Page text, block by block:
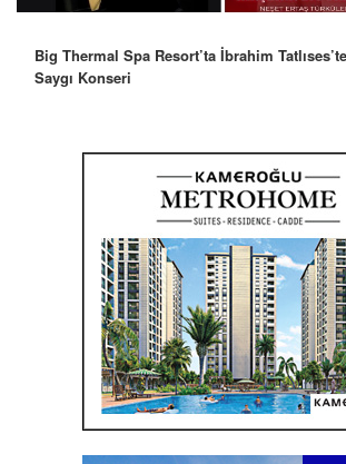
Big Thermal Spa Resort’ta İbrahim
Saygı Konseri